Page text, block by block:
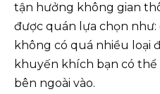
tận hưởng không gian
được quán lựa chọn như:
không có quá nhiều loại
khuyến khích bạn có
bên ngoài vào.